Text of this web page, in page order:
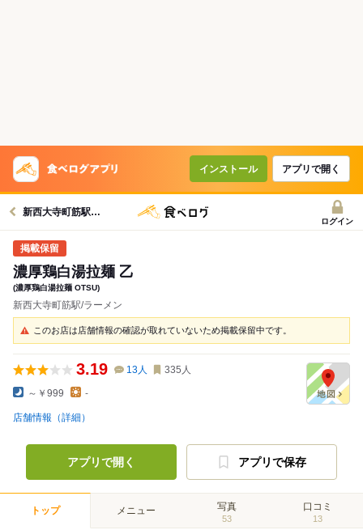
インストール アプリで開く
新西大寺町筋駅グルメへ
ログイン
濃厚鶏白湯拉麺 乙
(濃厚鶏白湯拉麺 OTSU)
新西大寺町筋駅/ラーメン
このお店は店舗情報の確認が取れていないため掲載保留中です。
3.19 13人 335 人
～￥999 -
店舗情報（詳細）
アプリで開く アプリで保存
トップ メニュー 写真
53
口コミ
13